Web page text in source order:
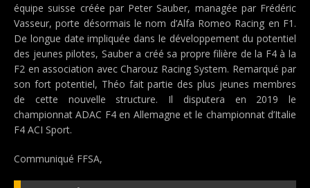
équipe suisse créée par Peter Sauber, managée par Frédéric
Vasseur, porte désormais le nom d’Alfa Romeo Racing en F1.
De longue date impliquée dans le développement du potentiel
des jeunes pilotes, Sauber a créé sa propre filière de la F4 à la
F2 en association avec Charouz Racing System. Remarqué par
son fort potentiel, Théo fait partie des plus jeunes membres
de cette nouvelle structure. Il disputera en 2019 le
championnat ADAC F4 en Allemagne et le championnat d’Italie
F4 ACI Sport.
Communiqué FFSA,